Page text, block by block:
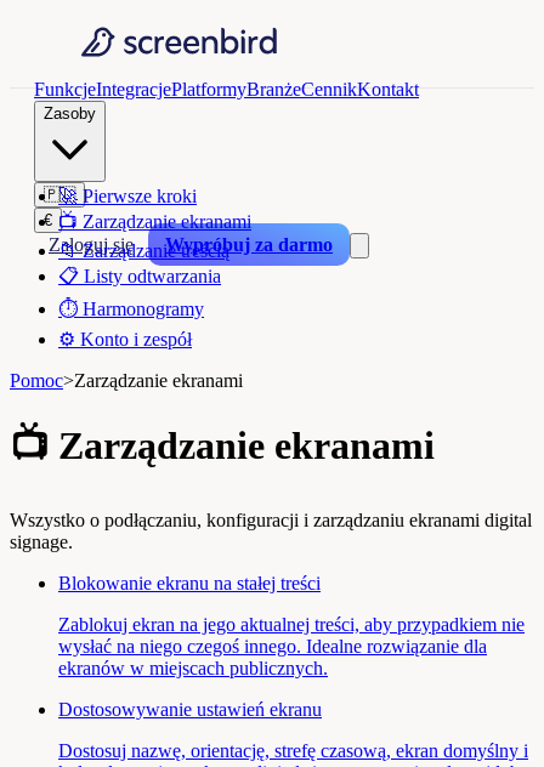
FunkcjeIntegracjePlatformyBranżeCennikKontakt
Zasoby
🇵🇱
€
Zaloguj się Wypróbuj za darmo
🚀 Pierwsze kroki
📺 Zarządzanie ekranami
📁 Zarządzanie treścią
📋 Listy odtwarzania
⏱️ Harmonogramy
⚙️ Konto i zespół
Pomoc>Zarządzanie ekranami
📺 Zarządzanie ekranami
Wszystko o podłączaniu, konfiguracji i zarządzaniu ekranami digital
signage.
Blokowanie ekranu na stałej treści
Zablokuj ekran na jego aktualnej treści, aby przypadkiem nie
wysłać na niego czegoś innego. Idealne rozwiązanie dla
ekranów w miejscach publicznych.
Dostosowywanie ustawień ekranu
Dostosuj nazwę, orientację, strefę czasową, ekran domyślny i